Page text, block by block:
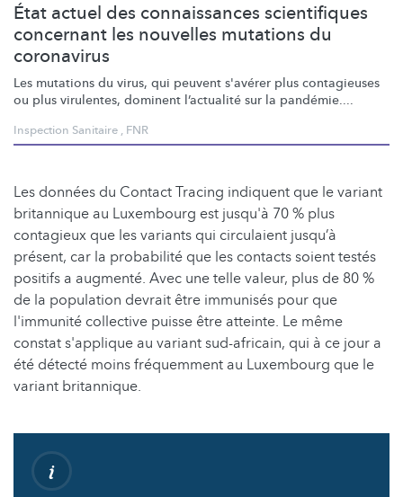
État actuel des connaissances scientifiques
concernant les nouvelles mutations du
coronavirus
Les mutations du virus, qui peuvent s'avérer plus contagieuses
ou plus virulentes, dominent l’actualité sur la pandémie....
Inspection Sanitaire , FNR
Les données du Contact Tracing indiquent que le variant
britannique au Luxembourg est jusqu'à 70 % plus
contagieux que les variants qui circulaient jusqu’à
présent, car la probabilité que les contacts soient testés
positifs a augmenté. Avec une telle valeur, plus de 80 %
de la population devrait être immunisés pour que
l'immunité collective puisse être atteinte. Le même
constat s'applique au variant sud-africain, qui à ce jour a
été détecté moins fréquemment au Luxembourg que le
variant britannique.